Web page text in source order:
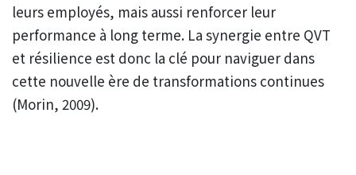
leurs employés, mais aussi renforcer leur
performance à long terme. La synergie entre QVT
et résilience est donc la clé pour naviguer dans
cette nouvelle ère de transformations continues
(Morin, 2009).